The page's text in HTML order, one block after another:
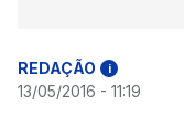
REDAÇÃO i
13/05/2016 - 11:19